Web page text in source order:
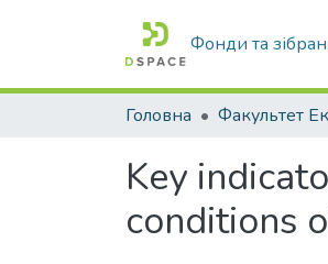
Фонди та
Головна
Key
conditions